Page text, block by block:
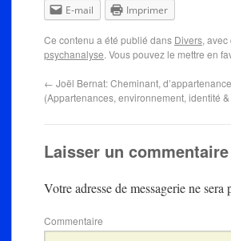
E-mail Imprimer
Ce contenu a été publié dans Divers, avec
psychanalyse. Vous pouvez le mettre en
← Joël Bernat: Cheminant,
(Appartenances, environnement, identité
Laisser un commentaire
Votre adresse de messagerie ne sera
Commentaire